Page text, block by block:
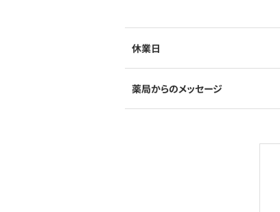
休業日
薬局からのメッセージ